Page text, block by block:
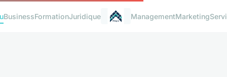
BusinessFormationJuridique ManagementMarketing